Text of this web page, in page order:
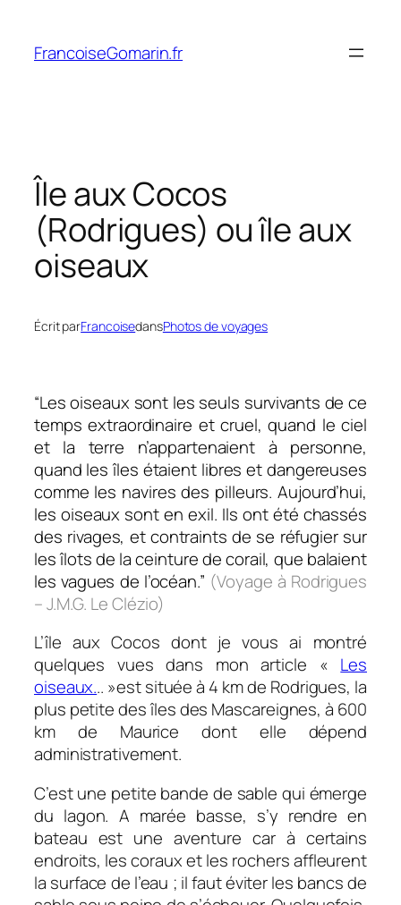
contenu
FrancoiseGomarin.fr
Île aux Cocos
(Rodrigues) ou île aux
oiseaux
Écrit parFrancoisedansPhotos de voyages
“Les oiseaux sont les seuls survivants de ce
temps extraordinaire et cruel, quand le ciel
et la terre n’appartenaient à personne,
quand les îles étaient libres et dangereuses
comme les navires des pilleurs. Aujourd’hui,
les oiseaux sont en exil. Ils ont été chassés
des rivages, et contraints de se réfugier sur
les îlots de la ceinture de corail, que balaient
les vagues de l’océan.” (Voyage à Rodrigues
– J.M.G. Le Clézio)
L’île aux Cocos dont je vous ai montré
quelques vues dans mon article « Les
oiseaux... »est située à 4 km de Rodrigues, la
plus petite des îles des Mascareignes, à 600
km de Maurice dont elle dépend
administrativement.
C’est une petite bande de sable qui émerge
du lagon. A marée basse, s’y rendre en
bateau est une aventure car à certains
endroits, les coraux et les rochers affleurent
la surface de l’eau ; il faut éviter les bancs de